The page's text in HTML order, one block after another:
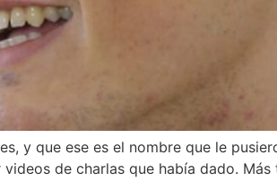
y que ese es el nombre que le
de charlas que había dado.